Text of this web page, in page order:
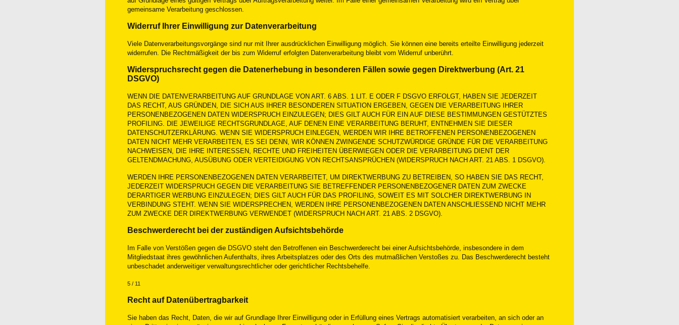
gemeinsame Verarbeitung geschlossen.
Widerruf Ihrer Einwilligung zur Datenverarbeitung
Viele Datenverarbeitungsvorgänge sind nur mit Ihrer ausdrücklichen Einwilligung möglich. Sie können eine bereits erteilte Einwilligung jederzeit
widerrufen. Die Rechtmäßigkeit der bis zum Widerruf erfolgten Datenverarbeitung bleibt vom Widerruf unberührt.
Widerspruchsrecht gegen die Datenerhebung in besonderen Fällen sowie gegen Direktwerbung (Art. 21
DSGVO)
WENN DIE DATENVERARBEITUNG AUF GRUNDLAGE VON ART. 6 ABS. 1 LIT. E ODER F DSGVO ERFOLGT, HABEN SIE JEDERZEIT
DAS RECHT, AUS GRÜNDEN, DIE SICH AUS IHRER BESONDEREN SITUATION ERGEBEN, GEGEN DIE VERARBEITUNG IHRER
PERSONENBEZOGENEN DATEN WIDERSPRUCH EINZULEGEN; DIES GILT AUCH FÜR EIN AUF DIESE BESTIMMUNGEN GESTÜTZTES
PROFILING. DIE JEWEILIGE RECHTSGRUNDLAGE, AUF DENEN EINE VERARBEITUNG BERUHT, ENTNEHMEN SIE DIESER
DATENSCHUTZERKLÄRUNG. WENN SIE WIDERSPRUCH EINLEGEN, WERDEN WIR IHRE BETROFFENEN PERSONENBEZOGENEN
DATEN NICHT MEHR VERARBEITEN, ES SEI DENN, WIR KÖNNEN ZWINGENDE SCHUTZWÜRDIGE GRÜNDE FÜR DIE VERARBEITUNG
NACHWEISEN, DIE IHRE INTERESSEN, RECHTE UND FREIHEITEN ÜBERWIEGEN ODER DIE VERARBEITUNG DIENT DER
GELTENDMACHUNG, AUSÜBUNG ODER VERTEIDIGUNG VON RECHTSANSPRÜCHEN (WIDERSPRUCH NACH ART. 21 ABS. 1 DSGVO).
WERDEN IHRE PERSONENBEZOGENEN DATEN VERARBEITET, UM DIREKTWERBUNG ZU BETREIBEN, SO HABEN SIE DAS RECHT,
JEDERZEIT WIDERSPRUCH GEGEN DIE VERARBEITUNG SIE BETREFFENDER PERSONENBEZOGENER DATEN ZUM ZWECKE
DERARTIGER WERBUNG EINZULEGEN; DIES GILT AUCH FÜR DAS PROFILING, SOWEIT ES MIT SOLCHER DIREKTWERBUNG IN
VERBINDUNG STEHT. WENN SIE WIDERSPRECHEN, WERDEN IHRE PERSONENBEZOGENEN DATEN ANSCHLIESSEND NICHT MEHR
ZUM ZWECKE DER DIREKTWERBUNG VERWENDET (WIDERSPRUCH NACH ART. 21 ABS. 2 DSGVO).
Beschwerderecht bei der zuständigen Aufsichtsbehörde
Im Falle von Verstößen gegen die DSGVO steht den Betroffenen ein Beschwerderecht bei einer Aufsichtsbehörde, insbesondere in dem
Mitgliedstaat ihres gewöhnlichen Aufenthalts, ihres Arbeitsplatzes oder des Orts des mutmaßlichen Verstoßes zu. Das Beschwerderecht besteht
unbeschadet anderweitiger verwaltungsrechtlicher oder gerichtlicher Rechtsbehelfe.
5 / 11
Recht auf Datenübertragbarkeit
Sie haben das Recht, Daten, die wir auf Grundlage Ihrer Einwilligung oder in Erfüllung eines Vertrags automatisiert verarbeiten, an sich oder an